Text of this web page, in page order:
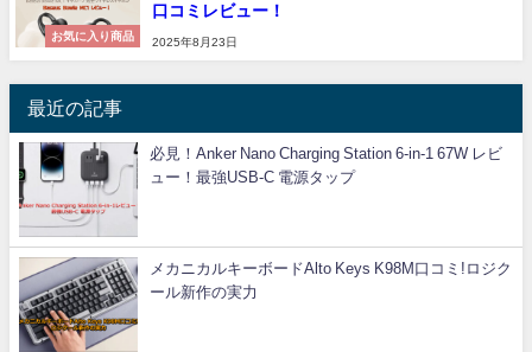
お気に入り商品
口コミレビュー！
2025年8月23日
最近の記事
必見！Anker Nano Charging Station 6-in-1 67W レビ
ュー！最強USB-C 電源タップ
メカニカルキーボードAlto Keys K98M口コミ!ロジク
ール新作の実力